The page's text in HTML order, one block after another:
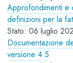
Approfondimenti e
definizioni per la
Stato: 06 luglio
Documentazione
versione 4.5